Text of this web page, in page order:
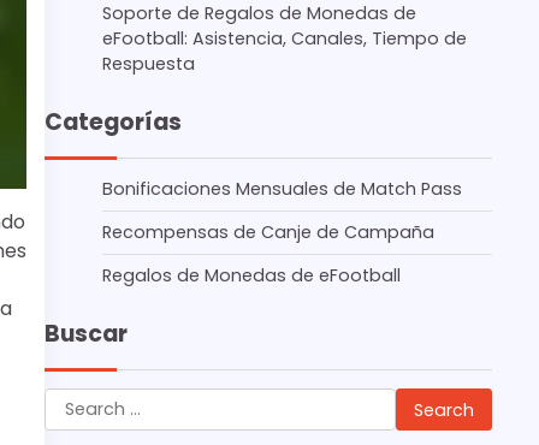
Soporte de Regalos de Monedas de
eFootball: Asistencia, Canales, Tiempo de
Respuesta
Categorías
Bonificaciones Mensuales de Match Pass
Recompensas de Canje de Campaña
Regalos de Monedas de eFootball
Buscar
Search
for: